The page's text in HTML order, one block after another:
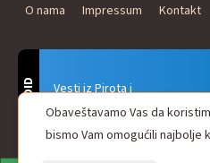
O nama
Impressum Kontakt
Vesti iz Pirota i
Naxi Plus Radio
Uvek u Vašem džepu!
ANDROID Obaveštavamo Vas da
bismo Vam omogućili najbolje